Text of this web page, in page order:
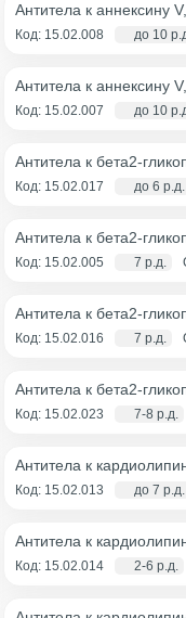
Антитела к аннексину
Код: 15.02.008 до 10
Антитела к аннексину
Код: 15.02.007 до 10
Антитела к бета2-
Код: 15.02.017 до 6 р.д.
Антитела к бета2-
Код: 15.02.005 7 р.д.
Антитела к бета2-
Код: 15.02.016 7 р.д.
Антитела к бета2-
Код: 15.02.023 7-8 р.д.
Антитела к
Код: 15.02.013 до 7 р.д.
Антитела к
Код: 15.02.014 2-6 р.д.